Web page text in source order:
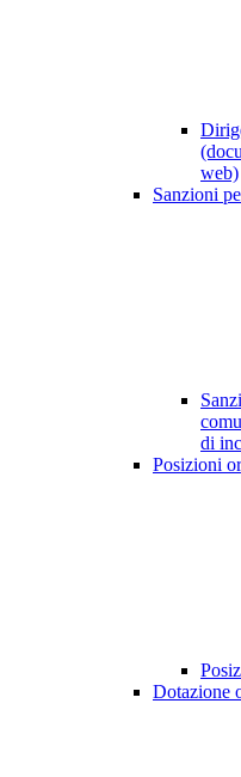
web)
Sanzioni
di
Posizioni
Dotazione